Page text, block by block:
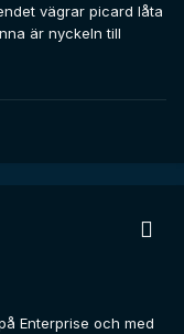
vägrar picard låta
är nyckeln till
Enterprise och med